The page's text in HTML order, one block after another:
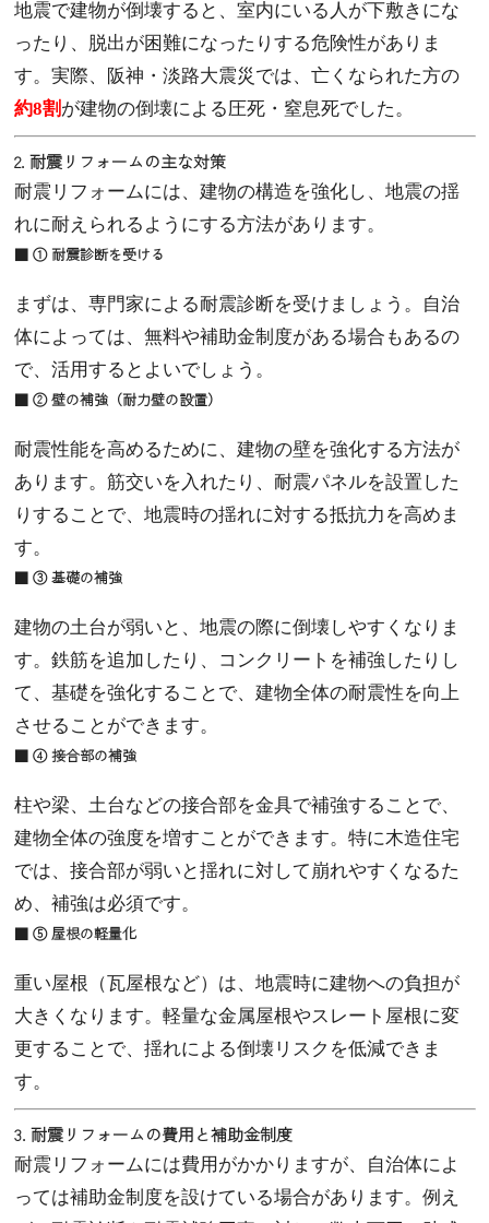
地震で建物が倒壊すると、室内にいる人が下敷きにな
ったり、脱出が困難になったりする危険性がありま
す。実際、阪神・淡路大震災では、亡くなられた方の
約8割 が建物の倒壊による圧死・窒息死でした。
2. 耐震リフォームの主な対策
耐震リフォームには、建物の構造を強化し、地震の揺
れに耐えられるようにする方法があります。
■ ① 耐震診断を受ける
まずは、専門家による耐震診断を受けましょう。自治
体によっては、無料や補助金制度がある場合もあるの
で、活用するとよいでしょう。
■ ② 壁の補強（耐力壁の設置）
耐震性能を高めるために、建物の壁を強化する方法が
あります。筋交いを入れたり、耐震パネルを設置した
りすることで、地震時の揺れに対する抵抗力を高めま
す。
■ ③ 基礎の補強
建物の土台が弱いと、地震の際に倒壊しやすくなりま
す。鉄筋を追加したり、コンクリートを補強したりし
て、基礎を強化することで、建物全体の耐震性を向上
させることができます。
■ ④ 接合部の補強
柱や梁、土台などの接合部を金具で補強することで、
建物全体の強度を増すことができます。特に木造住宅
では、接合部が弱いと揺れに対して崩れやすくなるた
め、補強は必須です。
■ ⑤ 屋根の軽量化
重い屋根（瓦屋根など）は、地震時に建物への負担が
大きくなります。軽量な金属屋根やスレート屋根に変
更することで、揺れによる倒壊リスクを低減できま
す。
3. 耐震リフォームの費用と補助金制度
耐震リフォームには費用がかかりますが、自治体によ
っては補助金制度を設けている場合があります。例え